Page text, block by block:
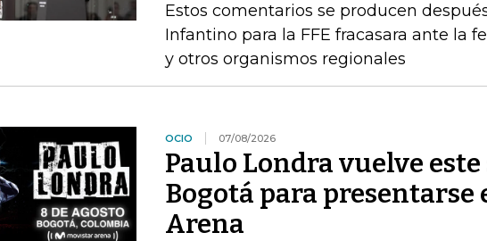
Estos comentarios se producen
Infantino para la FFE fracasara ante la
y otros organismos regionales
OCIO 07/08/2026
Paulo Londra vuelve este
Bogotá para presentarse
Arena